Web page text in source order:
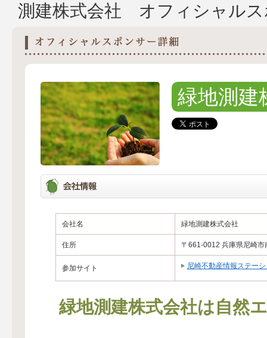
測建株式会社 オフィシャルス
緑地測建
会社名 緑地測建株式会社
住所 〒661-0012 兵庫県尼崎市
参加サイト 尼崎不動産情報ステー
緑地測建株式会社は自然